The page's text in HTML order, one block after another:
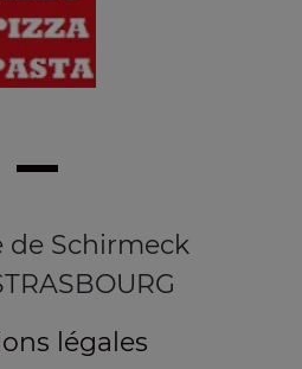
de Schirmeck
légales